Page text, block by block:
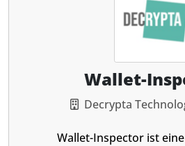
Wallet-
Decrypta
Wallet-Inspector ist